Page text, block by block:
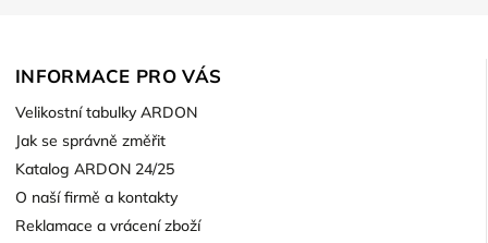
INFORMACE PRO VÁS
Velikostní tabulky ARDON
Jak se správně změřit
Katalog ARDON 24/25
O naší firmě a kontakty
Reklamace a vrácení zboží